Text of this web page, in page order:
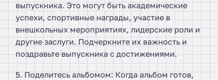
выпускника. Это могут быть академические
успехи, спортивные награды, участие в
внешкольных мероприятиях, лидерские роли и
другие заслуги. Подчеркните их важность и
поздравьте выпускника с достижениями.
5. Поделитесь альбомом: Когда альбом готов,